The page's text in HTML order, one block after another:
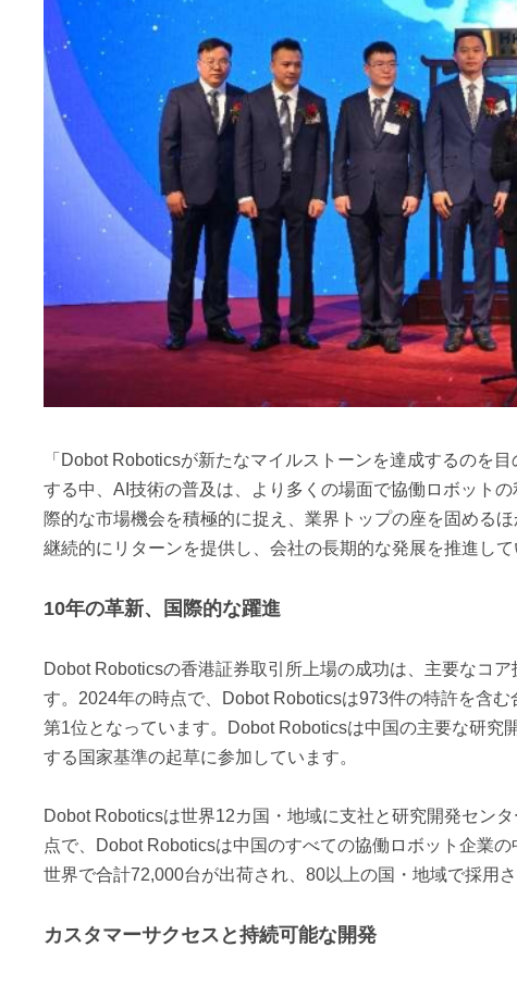
「Dobot Roboticsが新たなマイルストーンを達成するのを
する中、AI技術の普及は、より多くの場面で協働ロボット
際的な市場機会を積極的に捉え、業界トップの座を固める
継続的にリターンを提供し、会社の長期的な発展を推進し
10年の革新、国際的な躍進
Dobot Roboticsの香港証券取引所上場の成功は、主要なコ
す。2024年の時点で、Dobot Roboticsは973件の特許を含
第1位となっています。Dobot Roboticsは中国の主要な研究
する国家基準の起草に参加しています。
Dobot Roboticsは世界12カ国・地域に支社と研究開発セン
点で、Dobot Roboticsは中国のすべての協働ロボット企業
世界で合計72,000台が出荷され、80以上の国・地域で採用さ
カスタマーサクセスと持続可能な開発